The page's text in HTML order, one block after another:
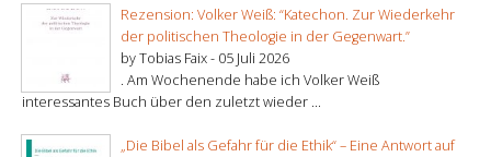
Rezension: Volker Weiß: “Katechon. Zur Wiederkehr
der politischen Theologie in der Gegenwart.”
by Tobias Faix - 05 Juli 2026
. Am Wochenende habe ich Volker Weiß
interessantes Buch über den zuletzt wieder ...
„Die Bibel als Gefahr für die Ethik“ – Eine Antwort auf